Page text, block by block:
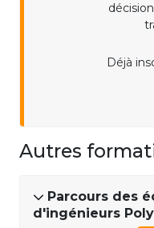
Déjà
Autres
Parcours des
d'ingénieurs